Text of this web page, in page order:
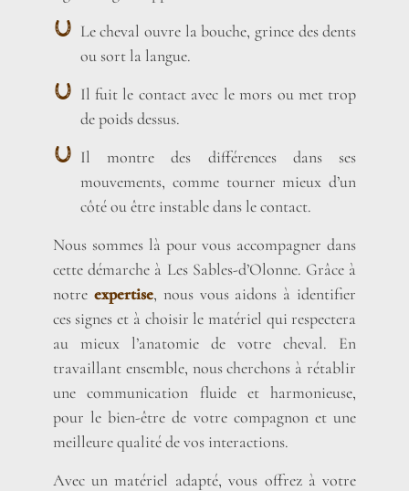
Le cheval ouvre la bouche, grince des dents
ou sort la langue.
Il fuit le contact avec le mors ou met trop
de poids dessus.
Il montre des différences dans ses
mouvements, comme tourner mieux d’un
côté ou être instable dans le contact.
Nous sommes là pour vous accompagner dans
cette démarche à Les Sables-d’Olonne. Grâce à
notre expertise, nous vous aidons à identifier
ces signes et à choisir le matériel qui respectera
au mieux l’anatomie de votre cheval. En
travaillant ensemble, nous cherchons à rétablir
une communication fluide et harmonieuse,
pour le bien-être de votre compagnon et une
meilleure qualité de vos interactions.
Avec un matériel adapté, vous offrez à votre